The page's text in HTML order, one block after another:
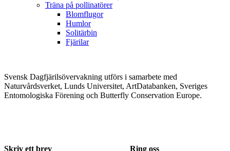
Träna på pollinatörer
Blomflugor
Humlor
Solitärbin
Fjärilar
Svensk Dagfjärilsövervakning utförs i samarbete med
Naturvårdsverket, Lunds Universitet, ArtDatabanken, Sveriges
Entomologiska Förening och Butterfly Conservation Europe.
Skriv ett brev Ring oss